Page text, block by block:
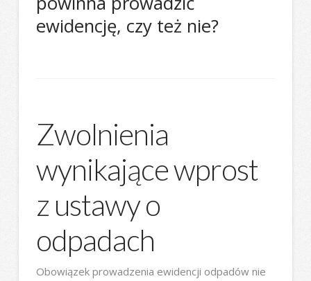
ewidencję, czy też nie?
Zwolnienia
wynikające wprost
z ustawy o
odpadach
Obowiązek prowadzenia ewidencji odpadów nie